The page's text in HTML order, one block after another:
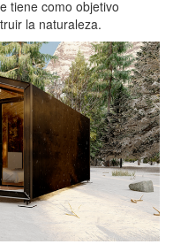
tiene como objetivo
la naturaleza.